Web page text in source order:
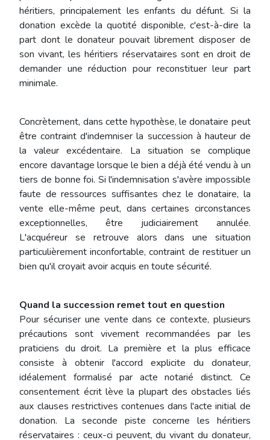
héritiers, principalement les enfants du défunt. Si la
donation excède la quotité disponible, c'est-à-dire la
part dont le donateur pouvait librement disposer de
son vivant, les héritiers réservataires sont en droit de
demander une réduction pour reconstituer leur part
minimale.
Concrètement, dans cette hypothèse, le donataire peut
être contraint d'indemniser la succession à hauteur de
la valeur excédentaire. La situation se complique
encore davantage lorsque le bien a déjà été vendu à un
tiers de bonne foi. Si l'indemnisation s'avère impossible
faute de ressources suffisantes chez le donataire, la
vente elle-même peut, dans certaines circonstances
exceptionnelles, être judiciairement annulée.
L'acquéreur se retrouve alors dans une situation
particulièrement inconfortable, contraint de restituer un
bien qu'il croyait avoir acquis en toute sécurité.
Quand la succession remet tout en question
Pour sécuriser une vente dans ce contexte, plusieurs
précautions sont vivement recommandées par les
praticiens du droit. La première et la plus efficace
consiste à obtenir l'accord explicite du donateur,
idéalement formalisé par acte notarié distinct. Ce
consentement écrit lève la plupart des obstacles liés
aux clauses restrictives contenues dans l'acte initial de
donation. La seconde piste concerne les héritiers
réservataires : ceux-ci peuvent, du vivant du donateur,